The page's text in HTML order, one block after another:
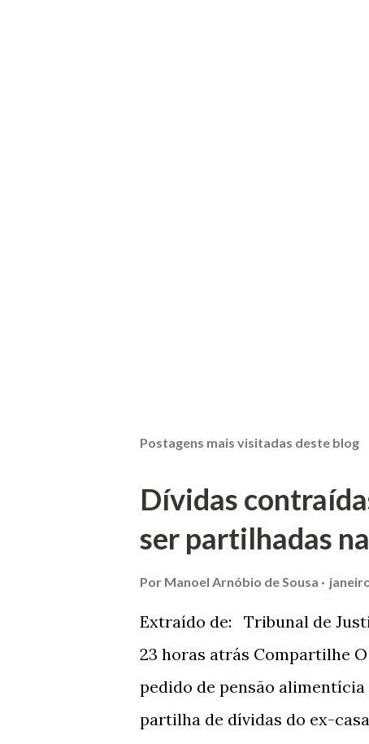
Postagens mais visitadas deste blog
Dívidas
ser partilhadas
Por Manoel Arnóbio de Sousa
Extraído de: Tribunal de
23 horas atrás Compartilhe
pedido de pensão
partilha de dívidas do ex-